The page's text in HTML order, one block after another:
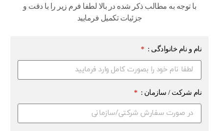
با توجه به مطالب ذکر شده در بالا لطفا فرم زیر را با دقت و
جزئیات تکمیل فرمایید
نام و نام خانوادگی :
نام شرکت / سازمان :